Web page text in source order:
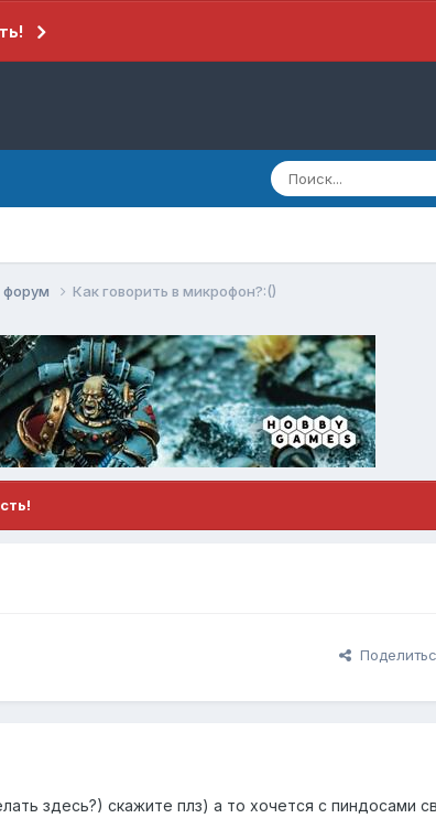
форум Как говорить в микрофон?:()
здесь?) скажите плз) а то хочется с пиндосами